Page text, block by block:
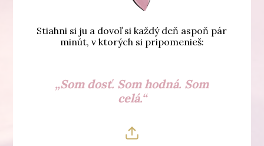
Stiahni si ju a dovoľ si každý deň aspoň pár
minút, v ktorých si pripomenieš:
„Som dosť. Som hodná. Som
celá.“